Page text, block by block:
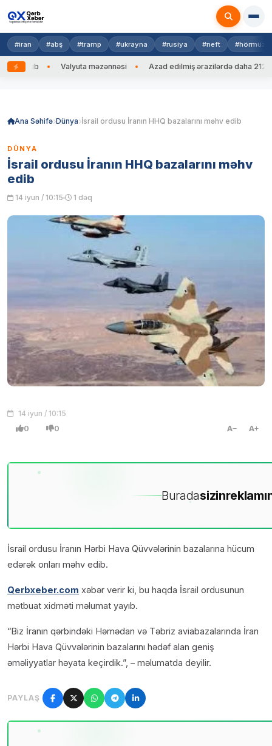
#iran #abş #tramp #ukrayna #rusiya #neft #hörmüz
edib Valyuta məzənnəsi Azad edilmiş ərazilərdə daha 212
Ana Səhifə Dünya İsrail ordusu İranın HHQ bazalarını məhv edib
DÜNYA
İsrail ordusu İranın HHQ bazalarını məhv
edib
14 iyun / 10:15 1 dəq
14 iyun / 10:15
0 0 A A
Buradasizin
İsrail ordusu İranın Hərbi Hava Qüvvələrinin bazalarına hücum
edərək onları məhv edib.
Qerbxeber.com xəbər verir ki, bu haqda İsrail ordusunun
mətbuat xidməti məlumat yayıb.
“Biz İranın qərbindəki Həmədan və Təbriz aviabazalarında İran
Hərbi Hava Qüvvələrinin bazalarını hədəf alan geniş
əməliyyatlar həyata keçirdik.”, – məlumatda deyilir.
PAYLAŞ